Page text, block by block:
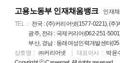
고용노동부 인재채움뱅크
인재
TEL
전국 : (주)커리어넷(1577-0221), (
광주, 전라 : 국제커리어(062-251-
부산, 경남 : 동래여성인력개발센터
상호명
㈜커리어넷 대표이사
박윤